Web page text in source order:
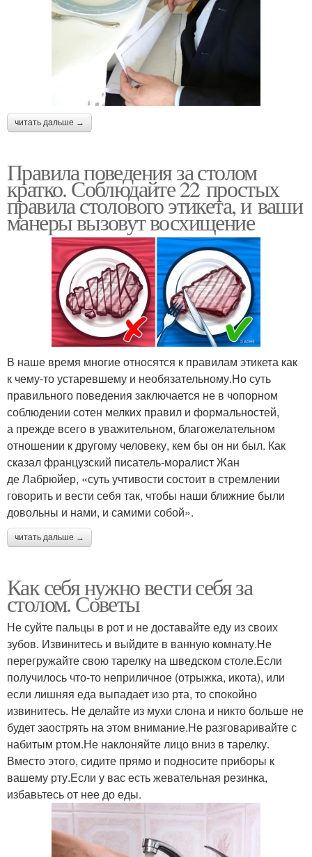
читать дальше →
Правила поведения за столом
кратко. Соблюдайте 22 простых
правила столового этикета, и ваши
манеры вызовут восхищение
В наше время многие относятся к правилам этикета как
к чему-то устаревшему и необязательному.Но суть
правильного поведения заключается не в чопорном
соблюдении сотен мелких правил и формальностей,
а прежде всего в уважительном, благожелательном
отношении к другому человеку, кем бы он ни был. Как
сказал французский писатель-моралист Жан
де Лабрюйер, «суть учтивости состоит в стремлении
говорить и вести себя так, чтобы наши ближние были
довольны и нами, и самими собой».
читать дальше →
Как себя нужно вести себя за
столом. Советы
Не суйте пальцы в рот и не доставайте еду из своих
зубов. Извинитесь и выйдите в ванную комнату.Не
перегружайте свою тарелку на шведском столе.Если
получилось что-то неприличное (отрыжка, икота), или
если лишняя еда выпадает изо рта, то спокойно
извинитесь. Не делайте из мухи слона и никто больше не
будет заострять на этом внимание.Не разговаривайте с
набитым ртом.Не наклоняйте лицо вниз в тарелку.
Вместо этого, сидите прямо и подносите приборы к
вашему рту.Если у вас есть жевательная резинка,
избавьтесь от нее до еды.